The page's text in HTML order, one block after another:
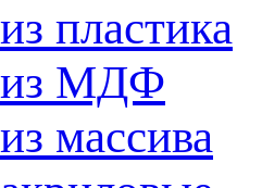
пластика
из МДФ
массива